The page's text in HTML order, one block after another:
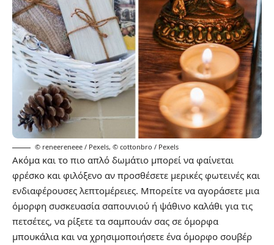
© reneereneee / Pexels, © cottonbro / Pexels
Ακόμα και το πιο απλό δωμάτιο μπορεί να φαίνεται
φρέσκο και φιλόξενο αν προσθέσετε μερικές φωτεινές και
ενδιαφέρουσες λεπτομέρειες. Μπορείτε να αγοράσετε μια
όμορφη συσκευασία σαπουνιού ή ψάθινο καλάθι για τις
πετσέτες, να ρίξετε τα σαμπουάν σας σε όμορφα
μπουκάλια και να χρησιμοποιήσετε ένα όμορφο σουβέρ